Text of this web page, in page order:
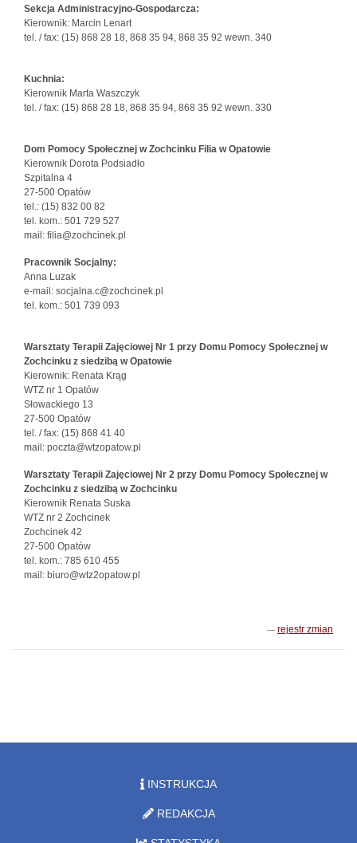
Sekcja Administracyjno-Gospodarcza:
Kierownik: Marcin Lenart
tel. / fax: (15) 868 28 18, 868 35 94, 868 35 92 wewn. 340
Kuchnia:
Kierownik Marta Waszczyk
tel. / fax: (15) 868 28 18, 868 35 94, 868 35 92 wewn. 330
Dom Pomocy Społecznej w Zochcinku Filia w Opatowie
Kierownik Dorota Podsiadło
Szpitalna 4
27-500 Opatów
tel.: (15) 832 00 82
tel. kom.: 501 729 527
mail: filia@zochcinek.pl
Pracownik Socjalny:
Anna Luzak
e-mail: socjalna.c@zochcinek.pl
tel. kom.: 501 739 093
Warsztaty Terapii Zajęciowej Nr 1 przy Domu Pomocy Społecznej w
Zochcinku z siedzibą w Opatowie
Kierownik: Renata Krąg
WTZ nr 1 Opatów
Słowackiego 13
27-500 Opatów
tel. / fax: (15) 868 41 40
mail: poczta@wtzopatow.pl
Warsztaty Terapii Zajęciowej Nr 2 przy Domu Pomocy Społecznej w
Zochcinku z siedzibą w Zochcinku
Kierownik Renata Suska
WTZ nr 2 Zochcinek
Zochcinek 42
27-500 Opatów
tel. kom.: 785 610 455
mail: biuro@wtz2opatow.pl
rejestr zmian
INSTRUKCJA
REDAKCJA